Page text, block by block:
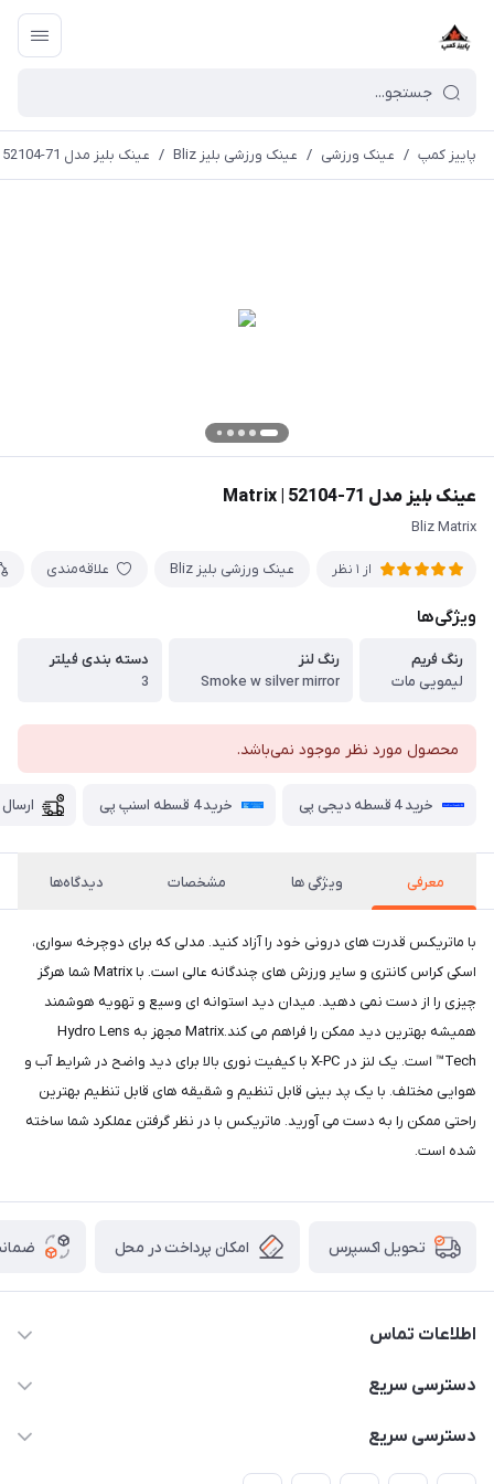
پاییز کمپ / عینک ورزشی / عینک ورزشی بلیز Bliz / عینک بلیز مدل 71-52104 | Matrix
عینک بلیز مدل 71-52104 | Matrix
Bliz Matrix
از 1 نظر عینک ورزشی بلیز Bliz علاقه‌مندی
ویژگی‌ها
رنگ فریم
لیمویی مات
رنگ لنز
Smoke w silver mirror
دسته بندی فیلتر
3
محصول مورد نظر موجود نمی‌باشد.
خرید 4 قسطه دیجی پی خرید 4 قسطه اسنپ پی
معرفی ویژگی ها مشخصات دیدگاه‌ها
با ماتریکس قدرت های درونی خود را آزاد کنید. مدلی که برای دوچرخه سواری،
اسکی کراس کانتری و سایر ورزش های چندگانه عالی است. با Matrix شما هرگز
چیزی را از دست نمی دهید. میدان دید استوانه ای وسیع و تهویه هوشمند
همیشه بهترین دید ممکن را فراهم می کند.Matrix مجهز به Hydro Lens
Tech™ است. یک لنز در X-PC با کیفیت نوری بالا برای دید واضح در شرایط آب و
هوایی مختلف. با یک پد بینی قابل تنظیم و شقیقه های قابل تنظیم بهترین
راحتی ممکن را به دست می آورید. ماتریکس با در نظر گرفتن عملکرد شما ساخته
شده است.
تحویل اکسپرس امکان پرداخت در محل
اطلاعات تماس
02166456492 - 09121933405
دسترسی سریع
خرید کیسه خواب
دسترسی سریع
چادر سرخپوستی